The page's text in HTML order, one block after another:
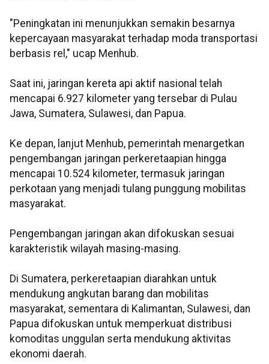
"Peningkatan ini menunjukkan semakin besarnya
kepercayaan masyarakat terhadap moda transportasi
berbasis rel," ucap Menhub.
Saat ini, jaringan kereta api aktif nasional telah
mencapai 6.927 kilometer yang tersebar di Pulau
Jawa, Sumatera, Sulawesi, dan Papua.
Ke depan, lanjut Menhub, pemerintah menargetkan
pengembangan jaringan perkeretaapian hingga
mencapai 10.524 kilometer, termasuk jaringan
perkotaan yang menjadi tulang punggung mobilitas
masyarakat.
Pengembangan jaringan akan difokuskan sesuai
karakteristik wilayah masing-masing.
Di Sumatera, perkeretaapian diarahkan untuk
mendukung angkutan barang dan mobilitas
masyarakat, sementara di Kalimantan, Sulawesi, dan
Papua difokuskan untuk memperkuat distribusi
komoditas unggulan serta mendukung aktivitas
ekonomi daerah.